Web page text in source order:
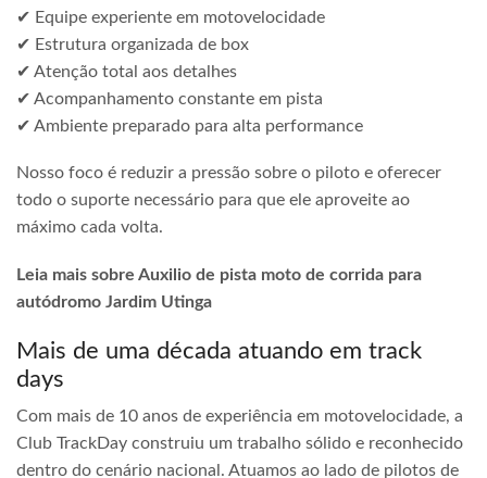
✔ Equipe experiente em motovelocidade
✔ Estrutura organizada de box
✔ Atenção total aos detalhes
✔ Acompanhamento constante em pista
✔ Ambiente preparado para alta performance
Nosso foco é reduzir a pressão sobre o piloto e oferecer
todo o suporte necessário para que ele aproveite ao
máximo cada volta.
Leia mais sobre Auxilio de pista moto de corrida para
autódromo Jardim Utinga
Mais de uma década atuando em track
days
Com mais de 10 anos de experiência em motovelocidade, a
Club TrackDay construiu um trabalho sólido e reconhecido
dentro do cenário nacional. Atuamos ao lado de pilotos de